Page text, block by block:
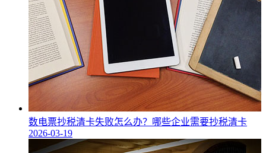
数电票抄税清卡失败怎么办？哪些企业需要抄税清卡
2026-03-19